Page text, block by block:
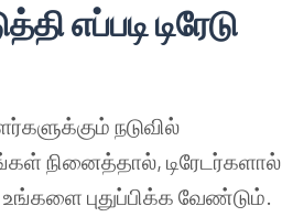
எப்படி டிரேடு
நடுவில்
நினைத்தால், டிரேடர்களால்
உங்களை புதுப்பிக்க வேண்டும்.